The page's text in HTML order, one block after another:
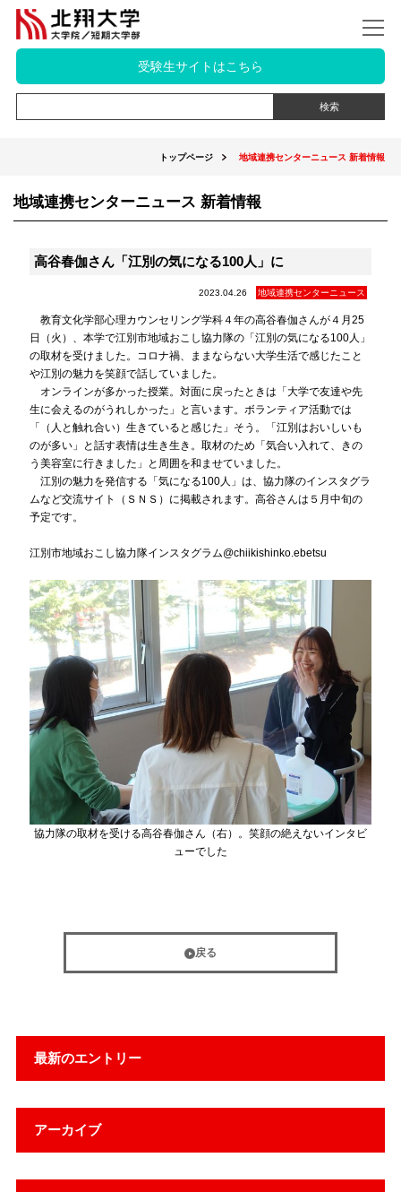
受験生サイトはこちら
トップページ 地域連携センターニュース 新着情報
最新のエントリー
アーカイブ
地域連携センターニュース 新着情報
高谷春伽さん「江別の気になる100人」に
2023.04.26 地域連携センターニュース
教育文化学部心理カウンセリング学科４年の高谷春伽さんが４月25
日（火）、本学で江別市地域おこし協力隊の「江別の気になる100人」
の取材を受けました。コロナ禍、ままならない大学生活で感じたこと
や江別の魅力を笑顔で話していました。
オンラインが多かった授業。対面に戻ったときは「大学で友達や先
生に会えるのがうれしかった」と言います。ボランティア活動では
「（人と触れ合い）生きていると感じた」そう。「江別はおいしいも
のが多い」と話す表情は生き生き。取材のため「気合い入れて、きの
う美容室に行きました」と周囲を和ませていました。
江別の魅力を発信する「気になる100人」は、協力隊のインスタグラ
ムなど交流サイト（ＳＮＳ）に掲載されます。高谷さんは５月中旬の
予定です。
江別市地域おこし協力隊インスタグラム@chiikishinko.ebetsu
協力隊の取材を受ける高谷春伽さん（右）。笑顔の絶えないインタビ
ューでした
戻る